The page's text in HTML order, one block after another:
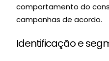
comportamento do
campanhas de acordo.
Identificação e